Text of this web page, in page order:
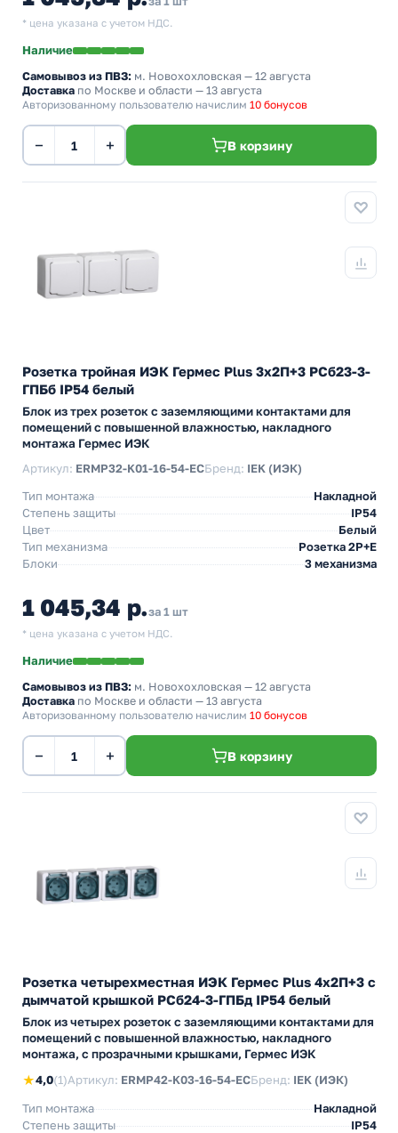
* цена указана с учетом НДС.
Наличие
Самовывоз из ПВЗ: м. Новохохловская — 12 августа
Доставка по Москве и области — 13 августа
Авторизованному пользователю начислим 10 бонусов
− + В корзину
Розетка тройная ИЭК Гермес Plus 3х2П+3 РСб23-3-
ГПБб IP54 белый
Блок из трех розеток с заземляющими контактами для
помещений с повышенной влажностью, накладного
монтажа Гермес ИЭК
Артикул: ERMP32-K01-16-54-ECБренд: IEK (ИЭК)
Тип монтажа
Накладной
Степень защиты
IP54
Цвет
Белый
Тип механизма
Розетка 2Р+Е
Блоки
3 механизма
1 045,34 р.за 1 шт
* цена указана с учетом НДС.
Наличие
Самовывоз из ПВЗ: м. Новохохловская — 12 августа
Доставка по Москве и области — 13 августа
Авторизованному пользователю начислим 10 бонусов
− + В корзину
Розетка четырехместная ИЭК Гермес Plus 4х2П+3 с
дымчатой крышкой РСб24-3-ГПБд IP54 белый
Блок из четырех розеток с заземляющими контактами для
помещений с повышенной влажностью, накладного
монтажа, с прозрачными крышками, Гермес ИЭК
★4,0(1)Артикул: ERMP42-K03-16-54-ECБренд: IEK (ИЭК)
Тип монтажа
Накладной
Степень защиты
IP54